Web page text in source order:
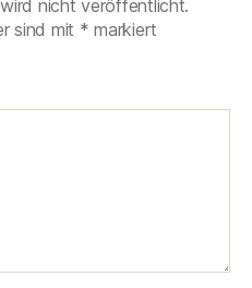
nicht veröffentlicht.
sind mit * markiert